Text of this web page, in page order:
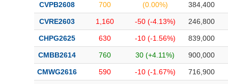
CVPB2608 700 (0.00%) 384,400
CVRE2603 1,160 -50 (-4.13%) 246,800
CHPG2625 630 -10 (-1.56%) 839,000
CMBB2614 760 30 (+4.11%) 900,000
CMWG2616 590 -10 (-1.67%) 716,900